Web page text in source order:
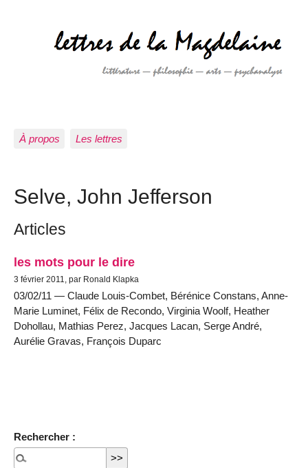
À propos Les lettres
Selve, John Jefferson
Articles
les mots pour le dire
3 février 2011, par Ronald Klapka
03/02/11 — Claude Louis-Combet, Bérénice Constans, Anne-
Marie Luminet, Félix de Recondo, Virginia Woolf, Heather
Dohollau, Mathias Perez, Jacques Lacan, Serge André,
Aurélie Gravas, François Duparc
Rechercher :